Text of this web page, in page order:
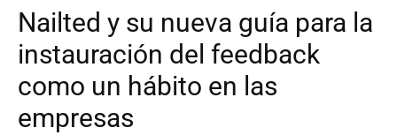
Nailted y su nueva guía para la
instauración del feedback
como un hábito en las
empresas